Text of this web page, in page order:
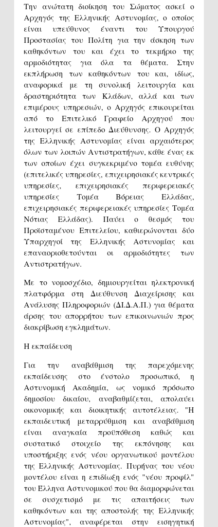
Την ανώτατη διοίκηση του Σώματος ασκεί ο
Αρχηγός της Ελληνικής Αστυνομίας, ο οποίος
είναι υπεύθυνος έναντι του Υπουργού
Προστασίας του Πολίτη για την άσκηση των
καθηκόντων του και έχει το τεκμήριο της
αρμοδιότητας για όλα τα θέματα. Στην
εκπλήρωση των καθηκόντων του και, ιδίως,
αναφορικά με τη συνολική λειτουργία και
δραστηριότητα των Κλάδων, αλλά και των
επιμέρους υπηρεσιών, ο Αρχηγός επικουρείται
από το Επιτελικό Γραφείο Αρχηγού που
λειτουργεί σε επίπεδο Διεύθυνσης. Ο Αρχηγός
της Ελληνικής Αστυνομίας είναι αρχαιότερος
όλων των λοιπών Αντιστρατήγων, κάθε ένας εκ
των οποίων έχει συγκεκριμένο τομέα ευθύνης
(επιτελικές υπηρεσίες, επιχειρησιακές κεντρικές
υπηρεσίες, επιχειρησιακές περιφερειακές
υπηρεσίες Τομέα Βόρειας Ελλάδας,
επιχειρησιακές περιφερειακές υπηρεσίες Τομέα
Νότιας Ελλάδας). Παύει ο θεσμός του
Προϊσταμένου Επιτελείου, καθιερώνονται δύο
Υπαρχηγοί της Ελληνικής Αστυνομίας και
επαναοριοθετούνται οι αρμοδιότητες των
Αντιστρατήγων.
Με το νομοσχέδιο, δημιουργείται ηλεκτρονική
πλατφόρμα στη Διεύθυνση Διαχείρισης και
Ανάλυσης Πληροφοριών (ΔΙ.Δ.Α.Π.) για θέματα
άρσης του απορρήτου των επικοινωνιών προς
διακρίβωση εγκλημάτων.
Η εκπαίδευση
Για την αναβάθμιση της παρεχόμενης
εκπαίδευσης στο ένστολο προσωπικό, η
Αστυνομική Ακαδημία, ως νομικό πρόσωπο
δημοσίου δικαίου, αναβαθμίζεται, απολαύει
οικονομικής και διοικητικής αυτοτέλειας. "Η
εκπαιδευτική μεταρρύθμιση και αναβάθμιση
είναι αναγκαία προϋπόθεση καθώς και
συστατικό στοιχείο της εκπόνησης και
υποστήριξης ενός νέου οργανωτικού μοντέλου
της Ελληνικής Αστυνομίας. Πυρήνας του νέου
μοντέλου είναι η επιδίωξη ενός "νέου προφίλ"
του Έλληνα Αστυνομικού που θα διαμορφώνεται
σε συσχετισμό με τις απαιτήσεις των
καθηκόντων και της αποστολής της Ελληνικής
Αστυνομίας", αναφέρεται στην εισηγητική